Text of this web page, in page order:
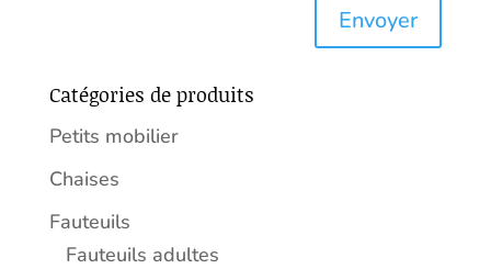
Envoyer
Catégories de produits
Petits mobilier
Chaises
Fauteuils
Fauteuils adultes